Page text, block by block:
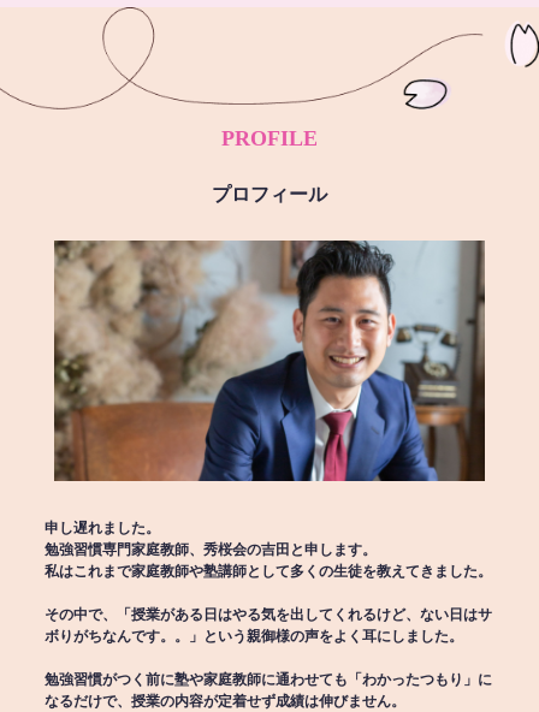
PROFILE
プロフィール
申し遅れました。
勉強習慣専門家庭教師、秀桜会の吉田と申します。
私はこれまで家庭教師や塾講師として多くの生徒を教えてきました。
その中で、「授業がある日はやる気を出してくれるけど、ない日はサ
ボりがちなんです。。」という親御様の声をよく耳にしました。
勉強習慣がつく前に塾や家庭教師に通わせても「わかったつもり」に
なるだけで、授業の内容が定着せず成績は伸びません。